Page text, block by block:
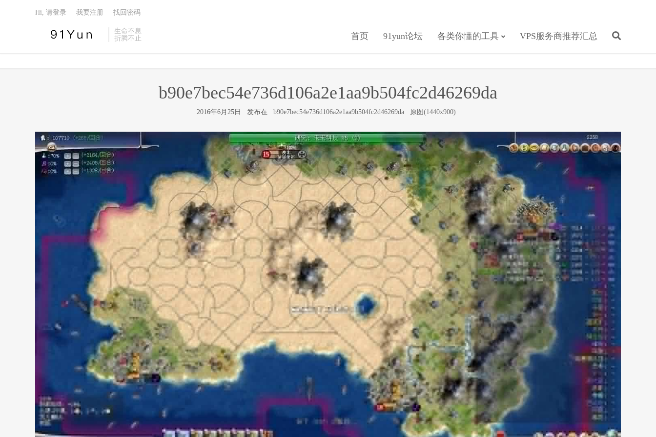
生命不息
折腾不止
首页 91yun论坛 各类你懂的工具 VPS服务商推荐汇总
Hi, 请登录 我要注册 找回密码
b90e7bec54e736d106a2e1aa9b504fc2d46269da
2016年6月25日 发布在 b90e7bec54e736d106a2e1aa9b504fc2d46269da 原图(1440x900)